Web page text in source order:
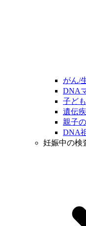
がん/
DNA
子ど
遺伝
親子
DNA
妊娠中の検